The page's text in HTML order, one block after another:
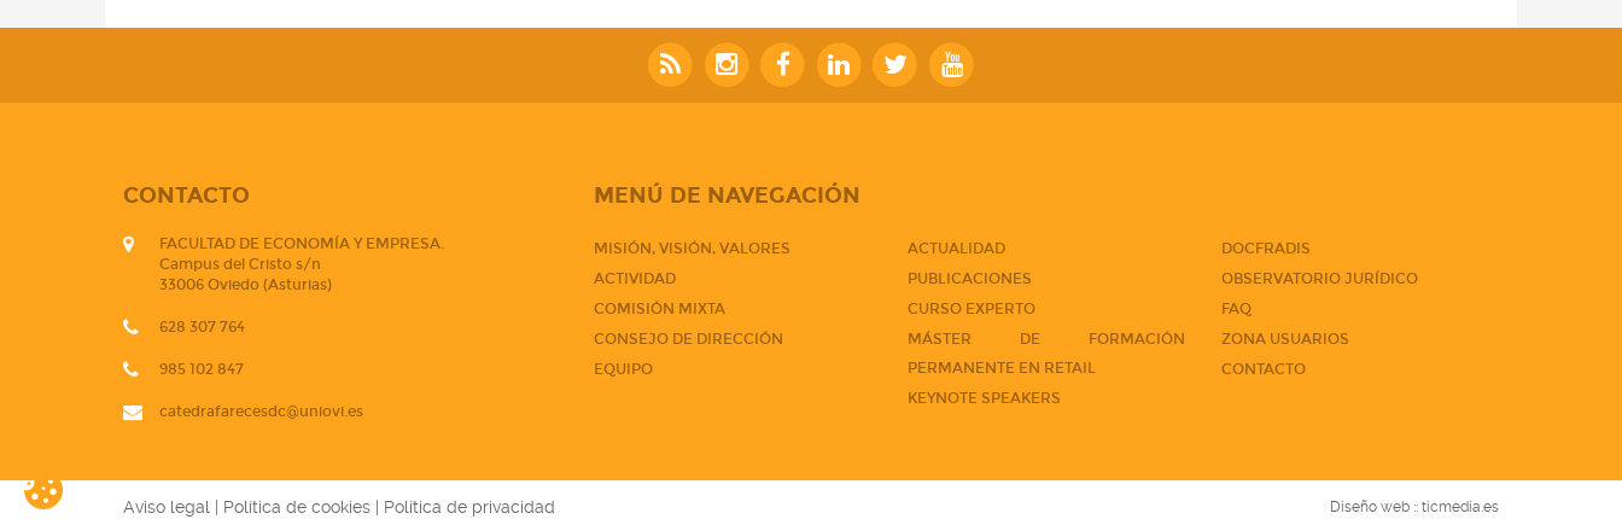
CONTACTO
FACULTAD DE ECONOMÍA Y EMPRESA.
Campus del Cristo s/n
33006 Oviedo (Asturias)
628 307 764
985 102 847
catedrafarecesdc@uniovi.es
MENÚ DE NAVEGACIÓN
MISIÓN, VISIÓN, VALORES
ACTIVIDAD
COMISIÓN MIXTA
CONSEJO DE DIRECCIÓN
EQUIPO
ACTUALIDAD
PUBLICACIONES
CURSO EXPERTO
MÁSTER DE FORMACIÓN
PERMANENTE EN RETAIL
KEYNOTE SPEAKERS
DOCFRADIS
OBSERVATORIO JURÍDICO
FAQ
ZONA USUARIOS
CONTACTO
Aviso legal Política de cookies Política de privacidad Diseño web :: ticmedia.es